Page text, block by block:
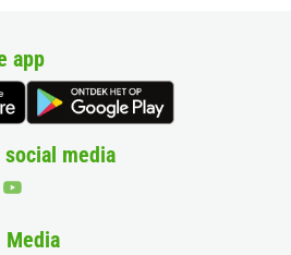
app
media
Media